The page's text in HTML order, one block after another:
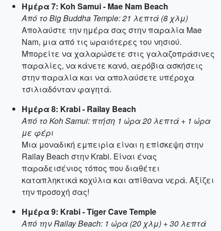
Ημέρα 7: Koh Samui - Mae Nam Beach
Από το Big Buddha Temple: 21 λεπτά (8 χλμ)
Απολαύστε την ημέρα σας στην παραλία Mae
Nam, μια από τις ωραιότερες του νησιού.
Μπορείτε να χαλαρώσετε στις γαλαζοπράσινες
παραλίες, να κάνετε κανό, αερόβια ασκήσεις
στην παραλία και να απολαύσετε υπέροχα
τσιλιαδόνταν φαγητά.
Ημέρα 8: Krabi - Railay Beach
Από το Koh Samui: πτήση 1 ώρα 20 λεπτά + 1 ώρα
με φέρι
Μια μοναδική εμπειρία είναι η επίσκεψη στην
Railay Beach στην Krabi. Είναι ένας
παραδεισένιος τόπος που διαθέτει
καταπληκτικά κοχύλια και απίθανα νερά. Αξίζει
την προσοχή σας!
Ημέρα 9: Krabi - Tiger Cave Temple
Από την Railay Beach: 1 ώρα (20 χλμ) + 30 λεπτά